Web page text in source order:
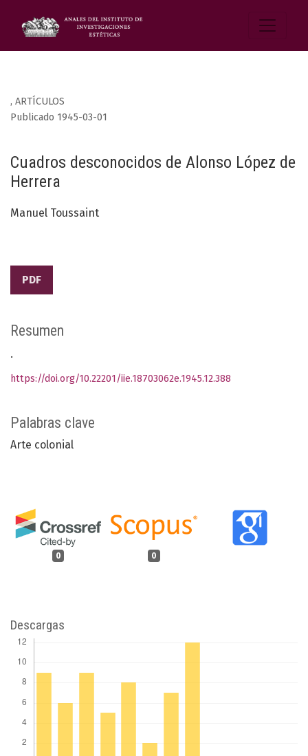
, ARTÍCULOS
Cuadros desconocidos de Alonso López de
Herrera
Publicado 1945-03-01
Manuel Toussaint
PDF
Palabras clave
Arte colonial
0 0
Resumen
.
https://doi.org/10.22201/iie.18703062e.1945.12.388
Descargas